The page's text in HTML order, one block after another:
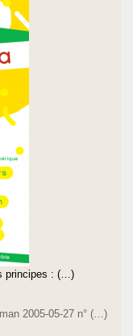
principes : (…)
2005-05-27 n° (…)